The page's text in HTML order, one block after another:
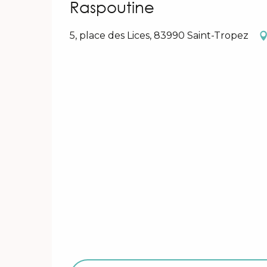
Raspoutine
5, place des Lices, 83990 Saint-Tropez